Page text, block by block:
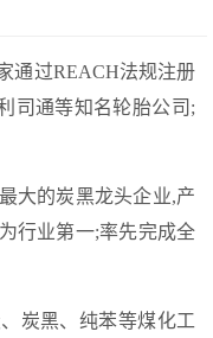
通过REACH法规注册
司通等知名轮胎公司;
大的炭黑龙头企业,产
行业第一;率先完成全
炭黑、纯苯等煤化工